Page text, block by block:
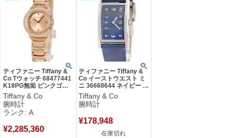
ティファニー Tiffany &
Co Tウォッチ 68477441
K18PG無垢 ピンクゴー
ルド 純正ダイヤ パヴェ
限定3本 レディース 腕時
計クオーツ ゴールド
【中古】中古美品
Tiffany & Co
腕時計
ランク: A
¥2,285,360
ティファニー Tiffany &
Co イーストウエスト ミ
ニ 36668644 ネイビー 紺
角型 アラビア メンズ レ
ディース 腕時計クオーツ
ネイビー 【中古】
Tiffany & Co
腕時計
¥178,948
在庫切れ